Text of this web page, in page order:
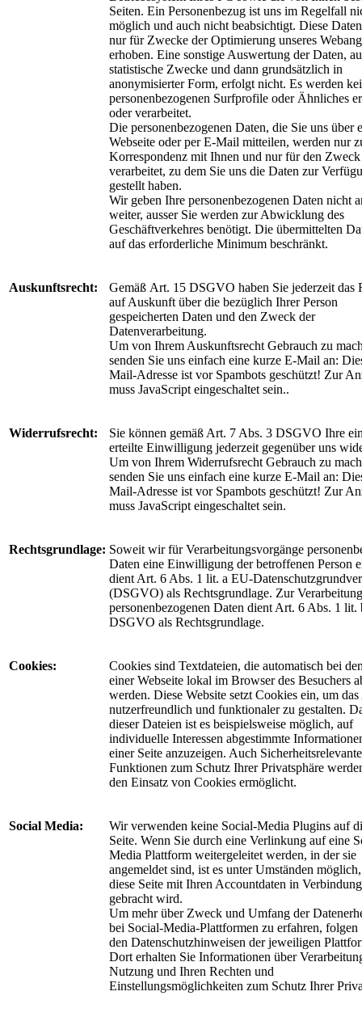
Seiten. Ein Personenbezug ist uns im Regelfall
möglich und auch nicht beabsichtigt. Diese
nur für Zwecke der Optimierung unseres
erhoben. Eine sonstige Auswertung der Daten,
statistische Zwecke und dann grundsätzlich in
anonymisierter Form, erfolgt nicht. Es werden
personenbezogenen Surfprofile oder Ähnliches
oder verarbeitet.
Die personenbezogenen Daten, die Sie uns über
Webseite oder per E-Mail mitteilen, werden nur
Korrespondenz mit Ihnen und nur für den Zweck
verarbeitet, zu dem Sie uns die Daten zur
gestellt haben.
Wir geben Ihre personenbezogenen Daten nicht
weiter, ausser Sie werden zur Abwicklung des
Geschäftverkehres benötigt. Die übermittelten
auf das erforderliche Minimum beschränkt.
Auskunftsrecht:
Gemäß Art. 15 DSGVO haben Sie jederzeit das
auf Auskunft über die bezüglich Ihrer Person
gespeicherten Daten und den Zweck der
Datenverarbeitung.
Um von Ihrem Auskunftsrecht Gebrauch zu
senden Sie uns einfach eine kurze E-Mail an:
Mail-Adresse ist vor Spambots geschützt! Zur
muss JavaScript eingeschaltet sein..
Widerrufsrecht:
Sie können gemäß Art. 7 Abs. 3 DSGVO Ihre
erteilte Einwilligung jederzeit gegenüber uns
Um von Ihrem Widerrufsrecht Gebrauch zu
senden Sie uns einfach eine kurze E-Mail an:
Mail-Adresse ist vor Spambots geschützt! Zur
muss JavaScript eingeschaltet sein.
Rechtsgrundlage: Soweit wir für Verarbeitungsvorgänge
Daten eine Einwilligung der betroffenen Person
dient Art. 6 Abs. 1 lit. a EU-
(DSGVO) als Rechtsgrundlage. Zur
personenbezogenen Daten dient Art. 6 Abs. 1 lit.
DSGVO als Rechtsgrundlage.
Cookies:
Cookies sind Textdateien, die automatisch bei
einer Webseite lokal im Browser des Besuchers
werden. Diese Website setzt Cookies ein, um
nutzerfreundlich und funktionaler zu gestalten.
dieser Dateien ist es beispielsweise möglich, auf
individuelle Interessen abgestimmte
einer Seite anzuzeigen. Auch Sicherheitsrelevante
Funktionen zum Schutz Ihrer Privatsphäre
den Einsatz von Cookies ermöglicht.
Social Media:
Wir verwenden keine Social-Media Plugins auf
Seite. Wenn Sie durch eine Verlinkung auf eine
Media Plattform weitergeleitet werden, in der sie
angemeldet sind, ist es unter Umständen möglich,
diese Seite mit Ihren Accountdaten in Verbindung
gebracht wird.
Um mehr über Zweck und Umfang der
bei Social-Media-Plattformen zu erfahren, folgen
den Datenschutzhinweisen der jeweiligen
Dort erhalten Sie Informationen über
Nutzung und Ihren Rechten und
Einstellungsmöglichkeiten zum Schutz Ihrer